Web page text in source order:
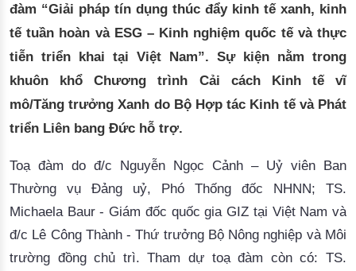
đàm “Giải pháp tín dụng thúc đẩy kinh tế xanh, kinh
tế tuần hoàn và ESG – Kinh nghiệm quốc tế và thực
tiễn triển khai tại Việt Nam”. Sự kiện nằm trong
khuôn khổ Chương trình Cải cách Kinh tế vĩ
mô/Tăng trưởng Xanh do Bộ Hợp tác Kinh tế và Phát
triển Liên bang Đức hỗ trợ.
Toạ đàm do đ/c Nguyễn Ngọc Cảnh – Uỷ viên Ban
Thường vụ Đảng uỷ, Phó Thống đốc NHNN; TS.
Michaela Baur- Giám đốc quốc gia GIZ tại Việt Namvà
đ/c Lê Công Thành-Thứ trưởng Bộ Nông nghiệp và Môi
trường đồng chủ trì. Tham dự toạ đàm còn có:TS.